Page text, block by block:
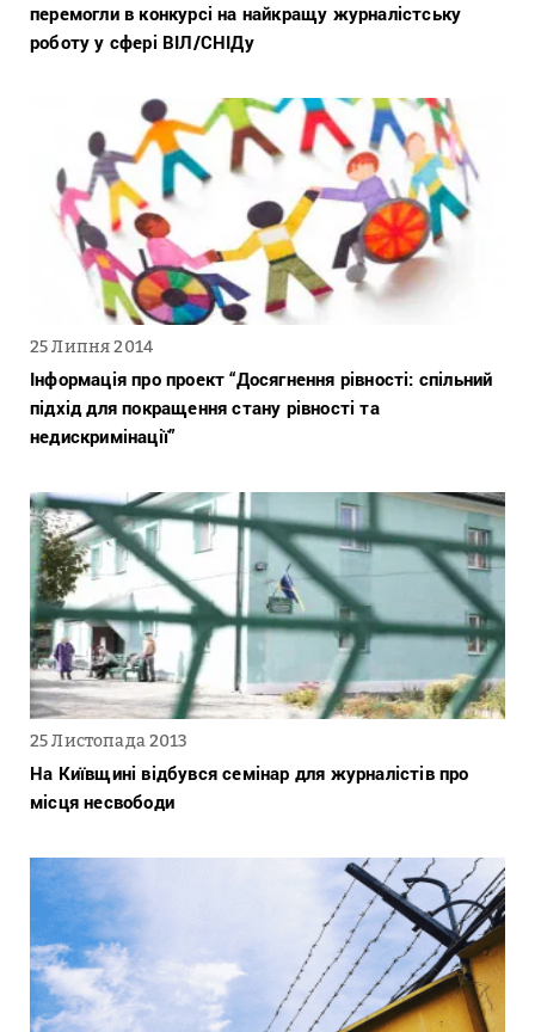
перемогли в конкурсі на найкращу журналістську
роботу у сфері ВІЛ/СНІДу
25 Липня 2014
Інформація про проект “Досягнення рівності: спільний
підхід для покращення стану рівності та
недискримінації”
25 Листопада 2013
На Київщині відбувся семінар для журналістів про
місця несвободи